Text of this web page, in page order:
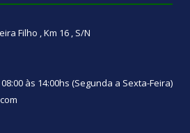
Filho , Km 16 , S/N
às 14:00hs (Segunda a Sexta-Feira)